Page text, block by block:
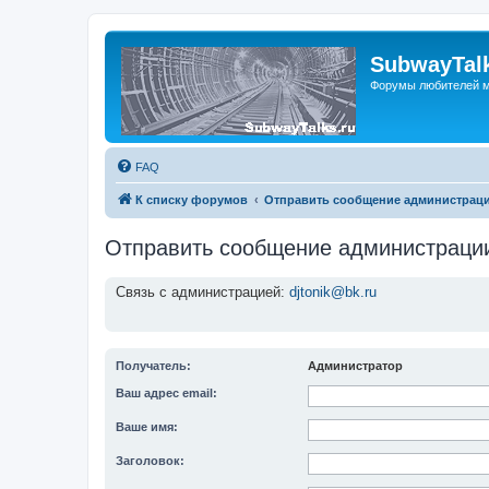
Форумы любителей
FAQ
К списку форумов Отправить сообщение
Отправить сообщение
Связь с администрацией: djtonik@bk.ru
Получатель: Администратор
Ваш адрес email:
Ваше имя:
Заголовок: